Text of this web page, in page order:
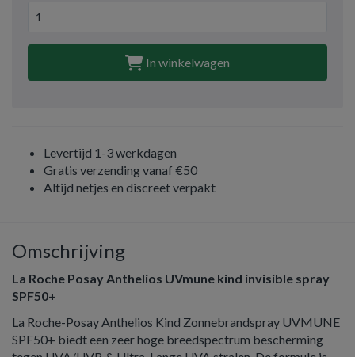
In winkelwagen
Levertijd 1-3 werkdagen
Gratis verzending vanaf €50
Altijd netjes en discreet verpakt
Omschrijving
La Roche Posay Anthelios UVmune kind invisible spray
SPF50+
La Roche-Posay Anthelios Kind Zonnebrandspray UVMUNE
SPF50+ biedt een zeer hoge breedspectrum bescherming